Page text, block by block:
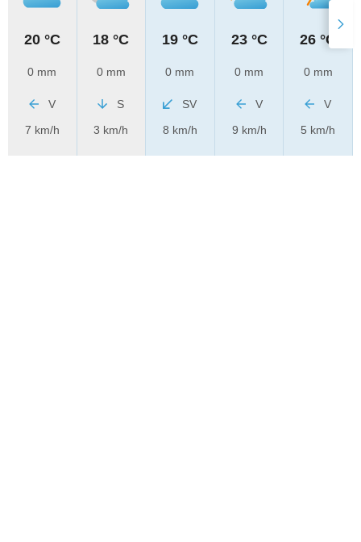
20 °C
0 mm
V
7 km/h
18 °C
0 mm
S
3 km/h
19 °C
0 mm
SV
8 km/h
23 °C
0 mm
V
9 km/h
26 °C
0 mm
V
5 km/h